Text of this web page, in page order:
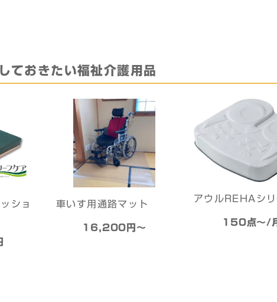
ておきたい福祉介護用品
ショ
車いす用通路マット
16,200円〜
アウルREHAシ
150点〜/